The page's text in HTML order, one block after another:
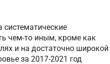
систематические
чем-то иным, кроме как
и на достаточно широкой
за 2017-2021 год